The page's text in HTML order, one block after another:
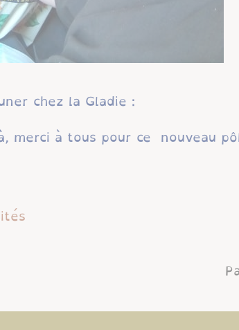
chez la Gladie :
merci à tous pour ce nouveau